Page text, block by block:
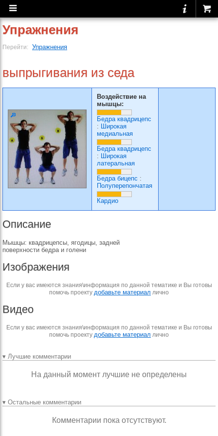
Упражнения
Перейти: Упражнения
выпрыгивания из седа
Воздействие на
мышцы:
Бедра квадрицепс
: Широкая
медиальная
Бедра квадрицепс
: Широкая
латеральная
Бедра бицепс :
Полуперепончатая
Кардио
Описание
Мышцы: квадрицепсы, ягодицы, задней
поверхности бедра и голени
Изображения
Если у вас имеются знания\информация по данной тематике и Вы готовы
помочь проекту добавьте материал лично
Видео
Если у вас имеются знания\информация по данной тематике и Вы готовы
помочь проекту добавьте материал лично
▾ Лучшие комментарии
На данный момент лучшие не определены
▾ Остальные комментарии
Комментарии пока отсутствуют.